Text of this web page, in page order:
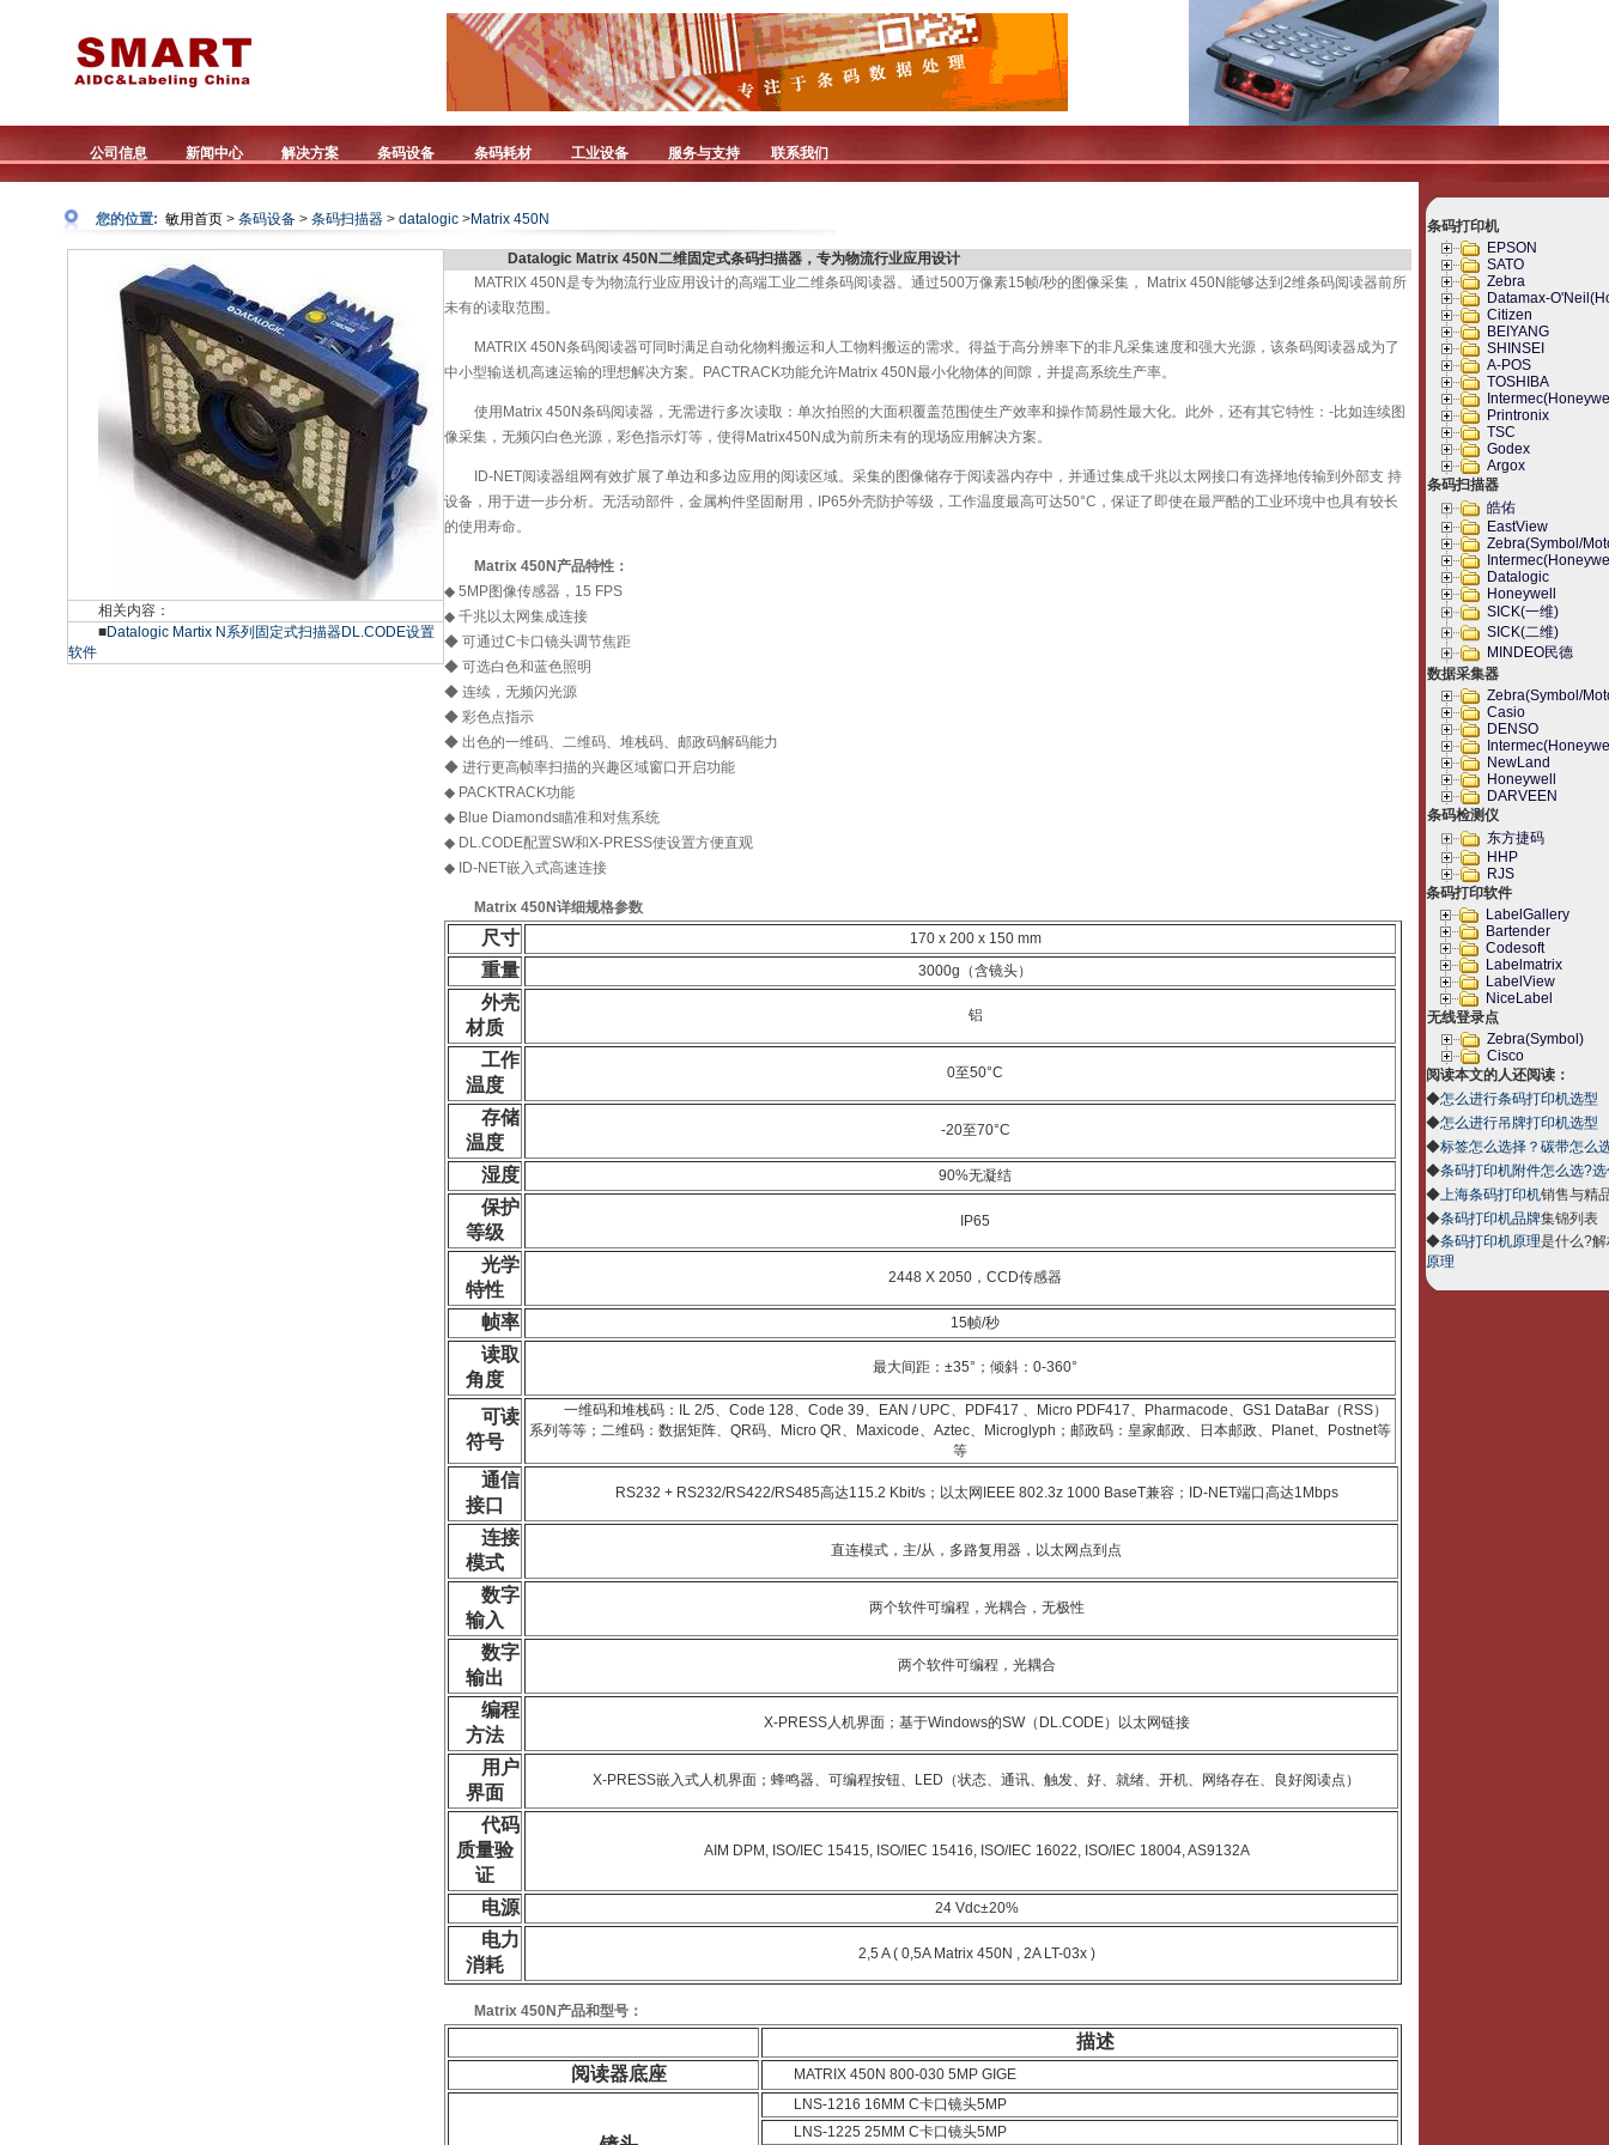
公司信息 新闻中心 解决方案 条码设备 条码耗材 工业设备 服务与支持 联系我们
您的位置: 敏用首页 > 条码设备 > 条码扫描器 > datalogic >Matrix 450N
条码打印机
EPSON
SATO
Zebra
Datamax-
Citizen
BEIYANG
SHINSEI
A-POS
TOSHIBA
Printronix
TSC
Godex
Argox
条码扫描器
皓佑
EastView
Zebra(Symbol/
Datalogic
Honeywell
SICK(一维)
SICK(二维)
MINDEO民德
数据采集器
Zebra(Symbol/
Casio
DENSO
NewLand
Honeywell
DARVEEN
条码检测仪
东方捷码
HHP
RJS
条码打印软件
LabelGallery
Bartender
Codesoft
Labelmatrix
LabelView
NiceLabel
无线登录点
Zebra(Symbol)
Cisco
阅读本文的人还阅读：
◆怎么进行条码打印机选型
◆怎么进行吊牌打印机选型
◆标签怎么选择？碳带怎么
◆条码打印机附件怎么选?
◆上海条码打印机销售与精
◆条码打印机品牌集锦列表
◆条码打印机原理是什么?解
原理
相关内容：
■Datalogic Martix N系列固定式扫描器DL.CODE设置
软件
Datalogic Matrix 450N二维固定式条码扫描器，专为物流行业应用设计
MATRIX 450N是专为物流行业应用设计的高端工业二维条码阅读器。通过500万像素15帧/秒的图像采集， Matrix 450N能够达到2维条码阅读器前所
未有的读取范围。
MATRIX 450N条码阅读器可同时满足自动化物料搬运和人工物料搬运的需求。得益于高分辨率下的非凡采集速度和强大光源，该条码阅读器成为了
中小型输送机高速运输的理想解决方案。PACTRACK功能允许Matrix 450N最小化物体的间隙，并提高系统生产率。
使用Matrix 450N条码阅读器，无需进行多次读取：单次拍照的大面积覆盖范围使生产效率和操作简易性最大化。此外，还有其它特性：-比如连续图
像采集，无频闪白色光源，彩色指示灯等，使得Matrix450N成为前所未有的现场应用解决方案。
ID-NET阅读器组网有效扩展了单边和多边应用的阅读区域。采集的图像储存于阅读器内存中，并通过集成千兆以太网接口有选择地传输到外部支 持
设备，用于进一步分析。无活动部件，金属构件坚固耐用，IP65外壳防护等级，工作温度最高可达50°C，保证了即使在最严酷的工业环境中也具有较长
的使用寿命。
Matrix 450N产品特性：
◆ 5MP图像传感器，15 FPS
◆ 千兆以太网集成连接
◆ 可通过C卡口镜头调节焦距
◆ 可选白色和蓝色照明
◆ 连续，无频闪光源
◆ 彩色点指示
◆ 出色的一维码、二维码、堆栈码、邮政码解码能力
◆ 进行更高帧率扫描的兴趣区域窗口开启功能
◆ PACKTRACK功能
◆ Blue Diamonds瞄准和对焦系统
◆ DL.CODE配置SW和X-PRESS使设置方便直观
◆ ID-NET嵌入式高速连接
Matrix 450N详细规格参数
尺寸 170 x 200 x 150 mm
重量 3000g（含镜头）
外壳
材质
铝
工作
温度
0至50°C
存储
温度
-20至70°C
湿度 90%无凝结
保护
等级
IP65
光学
特性
2448 X 2050，CCD传感器
帧率 15帧/秒
读取
角度
最大间距：±35°；倾斜：0-360°
可读
符号
一维码和堆栈码：IL 2/5、Code 128、Code 39、EAN / UPC、PDF417 、Micro PDF417、Pharmacode、GS1 DataBar（RSS）
系列等等；二维码：数据矩阵、QR码、Micro QR、Maxicode、Aztec、Microglyph；邮政码：皇家邮政、日本邮政、Planet、Postnet等
等
通信
接口
RS232 + RS232/RS422/RS485高达115.2 Kbit/s；以太网IEEE 802.3z 1000 BaseT兼容；ID-NET端口高达1Mbps
连接
模式
直连模式，主/从，多路复用器，以太网点到点
数字
输入
两个软件可编程，光耦合，无极性
数字
输出
两个软件可编程，光耦合
编程
方法
X-PRESS人机界面；基于Windows的SW（DL.CODE）以太网链接
用户
界面
X-PRESS嵌入式人机界面；蜂鸣器、可编程按钮、LED（状态、通讯、触发、好、就绪、开机、网络存在、良好阅读点）
代码
质量验
证
AIM DPM, ISO/IEC 15415, ISO/IEC 15416, ISO/IEC 16022, ISO/IEC 18004, AS9132A
电源 24 Vdc±20%
电力
消耗
2,5 A ( 0,5A Matrix 450N , 2A LT-03x )
Matrix 450N产品和型号：
描述
阅读器底座
MATRIX 450N 800-030 5MP GIGE
LNS-1216 16MM C卡口镜头5MP
LNS-1225 25MM C卡口镜头5MP